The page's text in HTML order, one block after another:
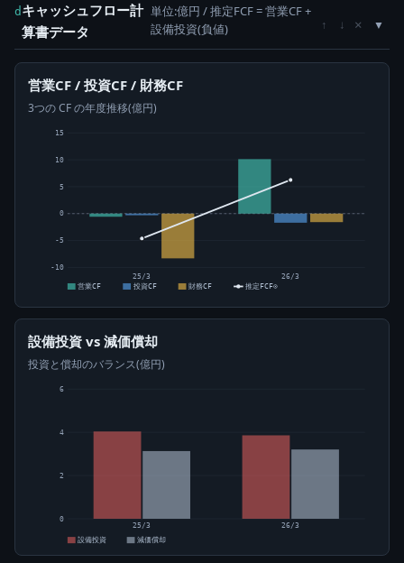
d キャッシュフロー計
算書データ
単位:億円 / 推定FCF = 営業CF +
設備投資(負値)
↑ ↓ ×
営業CF / 投資CF / 財務CF
3つの CF の年度推移(億円)
-10
-5
0
5
10
15
25/3
26/3
営業CF
投資CF 財務CF 推定FCF⊙
設備投資 vs 減価償却
投資と償却のバランス(億円)
0
2
4
6
25/3
26/3
設備投資
減価償却